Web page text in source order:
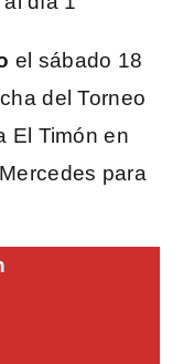
el sábado 18
del Torneo
El Timón en
para